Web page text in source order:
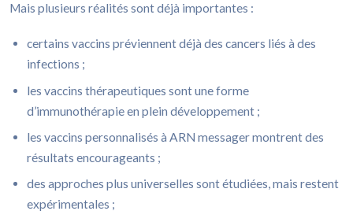
Mais plusieurs réalités sont déjà importantes :
certains vaccins préviennent déjà des cancers liés à des
infections ;
les vaccins thérapeutiques sont une forme
d’immunothérapie en plein développement ;
les vaccins personnalisés à ARN messager montrent des
résultats encourageants ;
des approches plus universelles sont étudiées, mais restent
expérimentales ;